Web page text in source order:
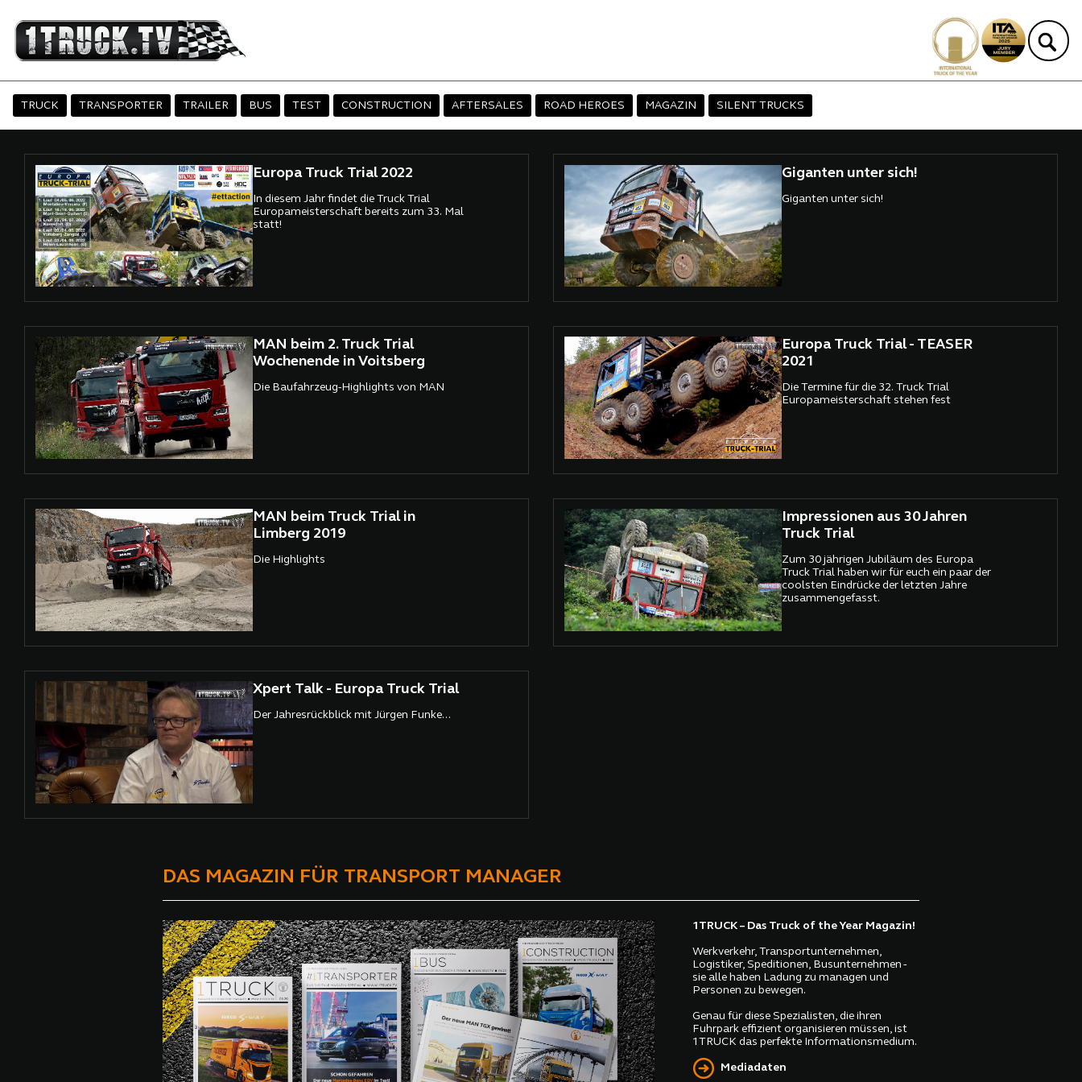
TRUCK TRANSPORTER TRAILER BUS TEST CONSTRUCTION AFTERSALES ROAD HEROES MAGAZIN SILENT TRUCKS
Europa Truck Trial 2022
In diesem Jahr findet die Truck Trial
Europameisterschaft bereits zum 33. Mal
statt!
Giganten unter sich!
Giganten unter sich!
MAN beim 2. Truck Trial
Wochenende in Voitsberg
Die Baufahrzeug-Highlights von MAN
Europa Truck Trial - TEASER
2021
Die Termine für die 32. Truck Trial
Europameisterschaft stehen fest
MAN beim Truck Trial in
Limberg 2019
Die Highlights
Impressionen aus 30 Jahren
Truck Trial
Zum 30 jährigen Jubiläum des Europa
Truck Trial haben wir für euch ein paar der
coolsten Eindrücke der letzten Jahre
zusammengefasst.
Xpert Talk - Europa Truck Trial
Der Jahresrückblick mit Jürgen Funke...
DAS MAGAZIN FÜR TRANSPORT MANAGER
1TRUCK – Das Truck of the Year Magazin!
Werkverkehr, Transportunternehmen,
Logistiker, Speditionen, Busunternehmen -
sie alle haben Ladung zu managen und
Personen zu bewegen.
Genau für diese Spezialisten, die ihren
Fuhrpark effizient organisieren müssen, ist
1TRUCK das perfekte Informationsmedium.
Mediadaten